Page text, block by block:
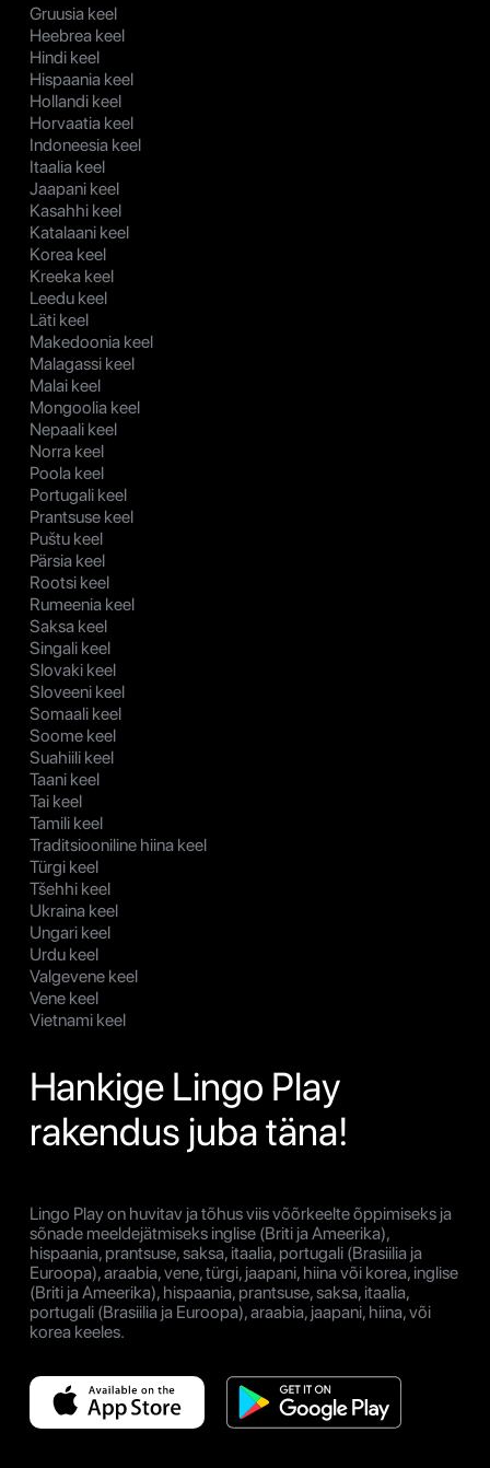
Gruusia keel
Heebrea keel
Hindi keel
Hispaania keel
Hollandi keel
Horvaatia keel
Indoneesia keel
Itaalia keel
Jaapani keel
Kasahhi keel
Katalaani keel
Korea keel
Kreeka keel
Leedu keel
Läti keel
Makedoonia keel
Malagassi keel
Malai keel
Mongoolia keel
Nepaali keel
Norra keel
Poola keel
Portugali keel
Prantsuse keel
Puštu keel
Pärsia keel
Rootsi keel
Rumeenia keel
Saksa keel
Singali keel
Slovaki keel
Sloveeni keel
Somaali keel
Soome keel
Suahiili keel
Taani keel
Tai keel
Tamili keel
Traditsiooniline hiina keel
Türgi keel
Tšehhi keel
Ukraina keel
Ungari keel
Urdu keel
Valgevene keel
Vene keel
Vietnami keel
Hankige Lingo Play
rakendus juba täna!
Lingo Play on huvitav ja tõhus viis võõrkeelte õppimiseks ja
sõnade meeldejätmiseks inglise (Briti ja Ameerika),
hispaania, prantsuse, saksa, itaalia, portugali (Brasiilia ja
Euroopa), araabia, vene, türgi, jaapani, hiina või korea, inglise
(Briti ja Ameerika), hispaania, prantsuse, saksa, itaalia,
portugali (Brasiilia ja Euroopa), araabia, jaapani, hiina, või
korea keeles.